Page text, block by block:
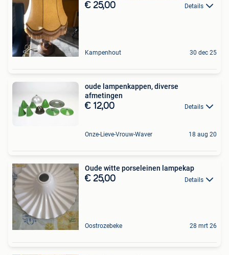
€ 25,00 Details
Kampenhout 30 dec 25
oude lampenkappen, diverse
afmetingen
€ 12,00 Details
Onze-Lieve-Vrouw-Waver 18 aug 20
Oude witte porseleinen lampekap
€ 25,00 Details
Oostrozebeke 28 mrt 26